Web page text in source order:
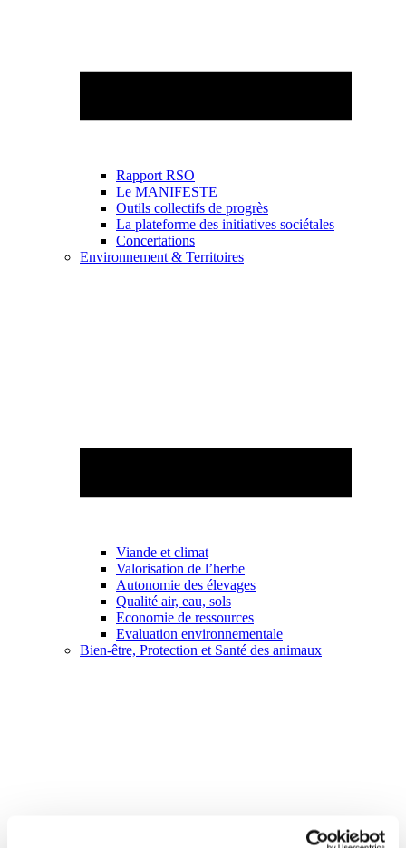
Rapport RSO
Le MANIFESTE
Outils collectifs de progrès
La plateforme des initiatives sociétales
Concertations
Environnement & Territoires
Viande et climat
Valorisation de l’herbe
Autonomie des élevages
Qualité air, eau, sols
Economie de ressources
Evaluation environnementale
Bien-être, Protection et Santé des animaux